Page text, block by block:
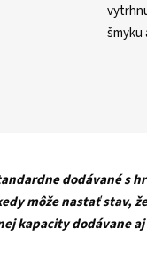
šmyku
dodávané s
môže nastať stav,
kapacity dodávane